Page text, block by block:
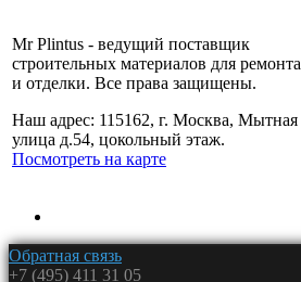
Mr Plintus - ведущий поставщик
строительных материалов для ремонта
и отделки. Все права защищены.
Наш адрес: 115162, г. Москва, Мытная
улица д.54, цокольный этаж.
Посмотреть на карте
Обратная связь
+7 (495) 411 31 05